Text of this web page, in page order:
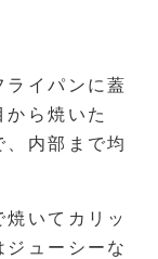
ライパンに蓋
ら焼いた
内部まで均
いてカリッ
ジューシーな